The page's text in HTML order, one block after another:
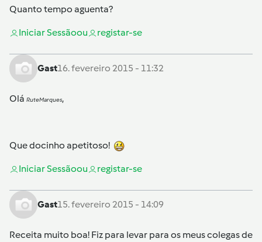
Quanto tempo aguenta?
Iniciar Sessãoou registar-se
Gast16. fevereiro 2015 - 11:32
Olá RuteMarques,
Que docinho apetitoso!
Iniciar Sessãoou registar-se
Gast15. fevereiro 2015 - 14:09
Receita muito boa! Fiz para levar para os meus colegas de